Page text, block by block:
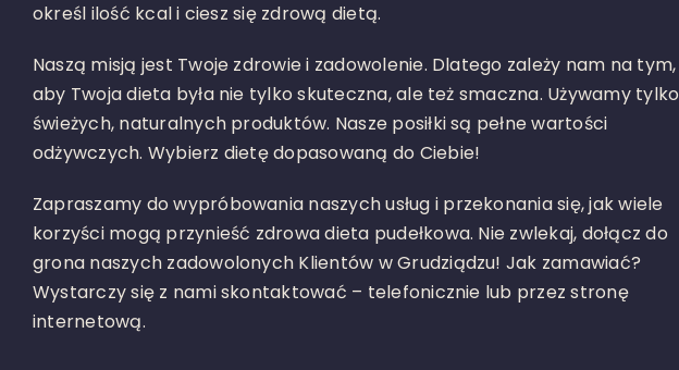
określ ilość kcal i ciesz się zdrową dietą.
Naszą misją jest Twoje zdrowie i zadowolenie. Dlatego zależy nam na tym,
aby Twoja dieta była nie tylko skuteczna, ale też smaczna. Używamy tylko
świeżych, naturalnych produktów. Nasze posiłki są pełne wartości
odżywczych. Wybierz dietę dopasowaną do Ciebie!
Zapraszamy do wypróbowania naszych usług i przekonania się, jak wiele
korzyści mogą przynieść zdrowa dieta pudełkowa. Nie zwlekaj, dołącz do
grona naszych zadowolonych Klientów w Grudziądzu! Jak zamawiać?
Wystarczy się z nami skontaktować – telefonicznie lub przez stronę
internetową.